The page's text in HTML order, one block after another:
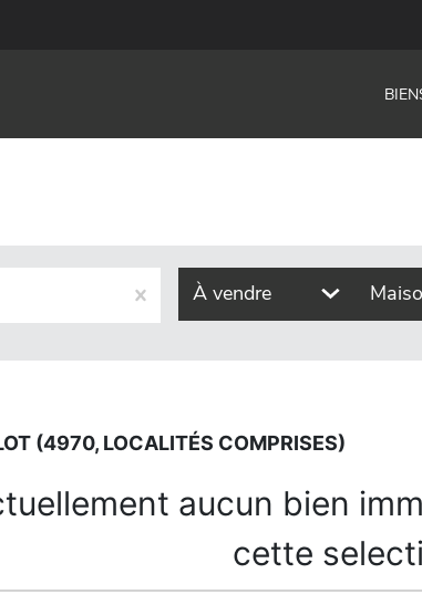
À vendre
(4970, LOCALITÉS COMPRISES)
aucun bien
cette
localités comprises)